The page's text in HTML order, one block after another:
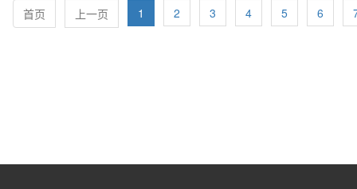
首页 上一页 1 2 3 4 5 6